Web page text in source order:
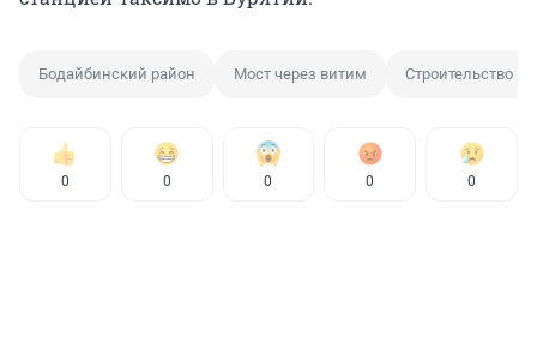
Бодайбинский район Мост через витим Строительство
0 0 0 0 0